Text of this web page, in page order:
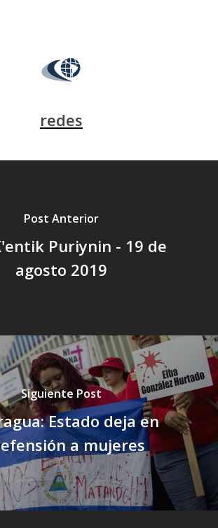
redes
Post Anterior
Puriynin - 19 de
agosto 2019
Siguiente Post
Estado deja en
a mujeres